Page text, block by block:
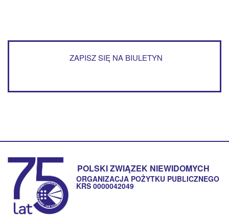
ZAPISZ SIĘ NA BIULETYN
POLSKI ZWIĄZEK NIEWIDOMYCH
ORGANIZACJA POŻYTKU PUBLICZNEGO
KRS 0000042049